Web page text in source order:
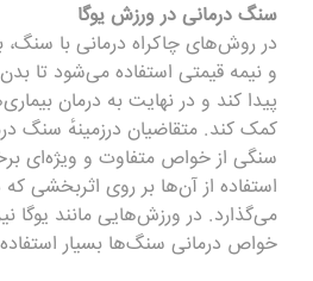
سنگ درمانی در ورزش یوگا
در روش‌های چاکراه درمانی با
و نیمه قیمتی استفاده می‌شود تا
پیدا کند و در نهایت به درمان
کمک کند. متقاضیان درزمینهٔ سنگ
سنگی از خواص متفاوت و ویژه‌ای
استفاده از آن‌ها بر روی اثربخشی که
می‌گذارد. در ورزش‌هایی مانند یوگا
خواص درمانی سنگ‌ها بسیار